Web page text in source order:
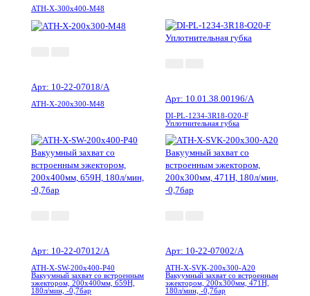
ATH-X-300x400-M48
Арт: 10-22-07018/A
ATH-X-200x300-M48
Арт: 10.01.38.00196/A
DI-PL-1234-3R18-O20-F
Уплотнительная губка
Арт: 10-22-07012/A
ATH-X-SW-200x400-P40
Вакуумный захват со встроенным
эжектором, 200x400мм, 659Н,
180л/мин, -0,7бар
Арт: 10-22-07002/A
ATH-X-SVK-200x300-A20
Вакуумный захват со встроенным
эжектором, 200x300мм, 471Н,
180л/мин, -0,7бар